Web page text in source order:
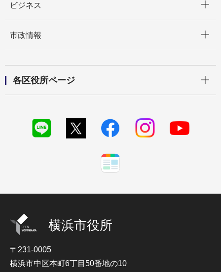
ビジネス
市政情報
各区役所ページ
横浜市役所
〒231-0005
横浜市中区本町6丁目50番地の10